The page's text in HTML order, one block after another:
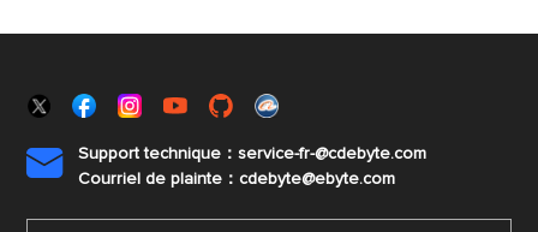

Support technique：service-fr-@cdebyte.com
Courriel de plainte：cdebyte@ebyte.com